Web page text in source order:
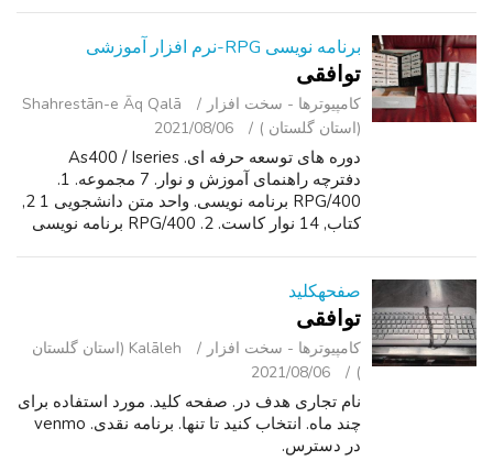
برنامه نویسی RPG-نرم افزار آموزشی
توافقی
کامپیوترها - سخت ‌افزار
Shahrestān-e Āq Qalā
(استان گلستان )
2021/08/06
دوره های توسعه حرفه ای. As400 / Iseries
دفترچه راهنمای آموزش و نوار. 7 مجموعه. 1.
RPG/400 برنامه نویسی. واحد متن دانشجویی 1 2,
کتاب, 14 نوار کاست. 2. RPG/400 برنامه نویسی
صفحهکلید
توافقی
کامپیوترها - سخت ‌افزار
Kalāleh (استان گلستان
)
2021/08/06
نام تجاری هدف در. صفحه کلید. مورد استفاده برای
چند ماه. انتخاب کنید تا تنها. برنامه نقدی. venmo
در دسترس.